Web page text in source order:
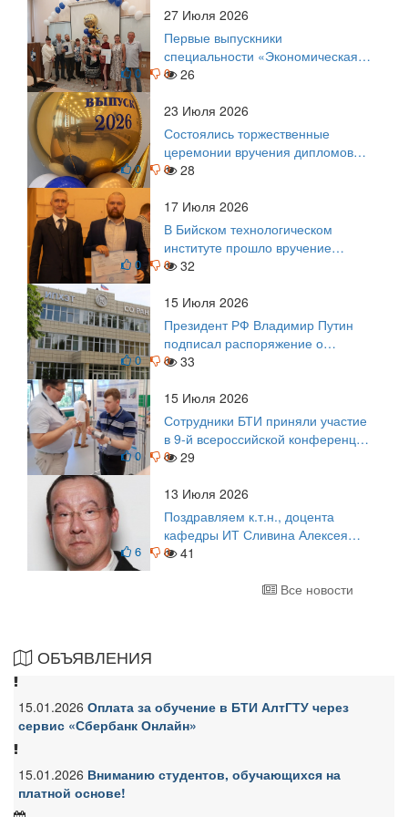
27 Июля 2026
Первые выпускники
специальности «Экономическая
безопасность»
0 0 26
23 Июля 2026
Состоялись торжественные
церемонии вручения дипломов
выпускникам БТИ
0 0 28
17 Июля 2026
В Бийском технологическом
институте прошло вручение
дипломов
0 0 32
15 Июля 2026
Президент РФ Владимир Путин
подписал распоряжение о
поощрении граждан и трудовых
0 0 33
15 Июля 2026
Сотрудники БТИ приняли участие
в 9-й всероссийской конференции
по задачам со свободными
0 0 29
13 Июля 2026
Поздравляем к.т.н., доцента
кафедры ИТ Сливина Алексея
Николаевича с юбилеем!
6 0 41
Все новости
ОБЪЯВЛЕНИЯ
15.01.2026 Оплата за обучение в БТИ АлтГТУ через
сервис «Сбербанк Онлайн»
15.01.2026 Вниманию студентов, обучающихся на
платной основе!